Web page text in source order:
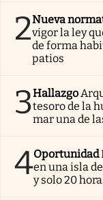
2Nueva
vigor la ley
de forma
patios
3Hallazgo
tesoro de la
mar una de
4Oportunidad
en una isla
y solo 20